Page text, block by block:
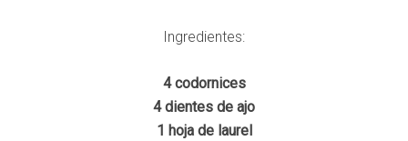
Ingredientes:
4 codornices
4 dientes de ajo
1 hoja de laurel